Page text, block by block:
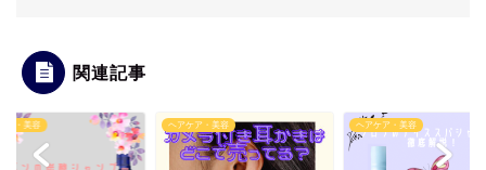
関連記事
ア・美容 ヘアケア・美容 ヘアケア・美容